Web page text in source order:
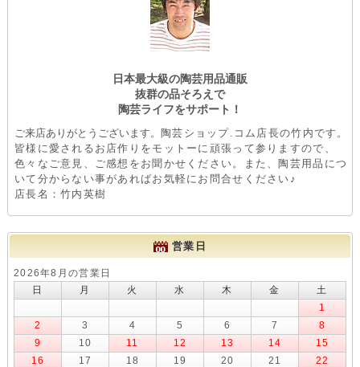
日本最大級の陶芸用品通販
抜群の品そろえで
陶芸ライフをサポート！
ご来店ありがとうございます。 陶芸ショップ.コム店長の竹内です。
皆様に愛されるお店作りをモットーに頑張って参りますので、
色々なご意見、ご感想をお聞かせください。また、陶芸用品につ
いて分からない事があればお気軽にお問合せください♪
店長名：竹内英樹
営業日
2026年8月の営業日
日
月 火 水 木 金
土
1
2
3 4 5 6 7
8
9
10 11 12 13 14
15
16
17 18 19 20 21
22